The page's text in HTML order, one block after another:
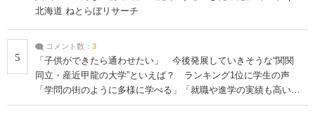
北海道 ねとらぼリサーチ
5
コメント数： 3
「子供ができたら通わせたい」 今後発展していきそうな“関関
同立・産近甲龍の大学”といえば？ ランキング1位に学生の声
「学問の街のように多様に学べる」「就職や進学の実績も高い」
| 大学 ねとらぼリサーチ